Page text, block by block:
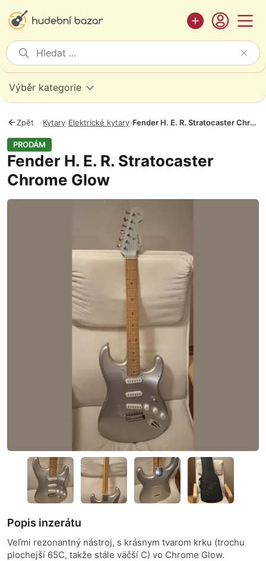
Výběr kategorie
Zpět ›Kytary›Elektrické kytary› Fender H. E. R. Stratocaster Chrome Glow
PRODÁM
Fender H. E. R. Stratocaster
Chrome Glow
Fotografie
Popis inzerátu
Veľmi rezonantný nástroj, s krásnym tvarom krku (trochu
plochejší 65C, takže stále väčší C) vo Chrome Glow.